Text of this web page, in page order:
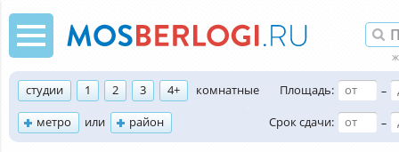
студии 1 2 3 4+
комнатные
метро
или район
Площадь:
–
Срок сдачи:
–